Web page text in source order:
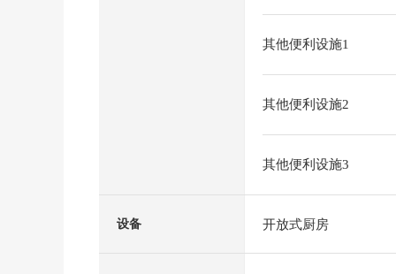
其他便利设施1
其他便利设施2
其他便利设施3
设备 开放式厨房